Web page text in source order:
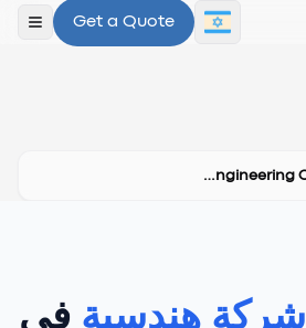
Get a Quote
פתח
How To Choose Engineering Company Dubai
شركة هندسية في